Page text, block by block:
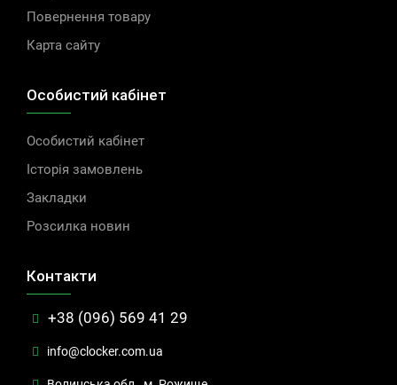
Повернення товару
Карта сайту
Особистий кабінет
Особистий кабінет
Історія замовлень
Закладки
Розсилка новин
Контакти
+38 (096) 569 41 29
info@clocker.com.ua